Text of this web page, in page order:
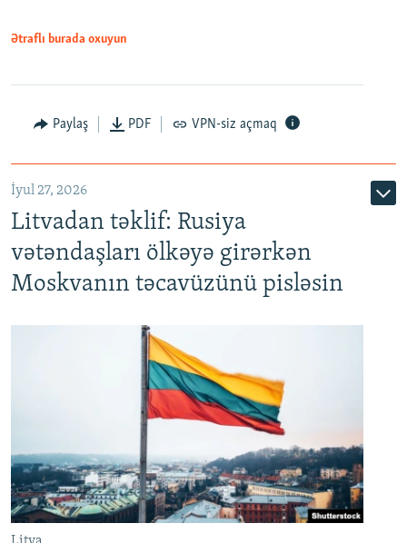
Ətraflı burada oxuyun
Paylaş PDF VPN-siz açmaq
İyul 27, 2026
Litvadan təklif: Rusiya
vətəndaşları ölkəyə girərkən
Moskvanın təcavüzünü pisləsin